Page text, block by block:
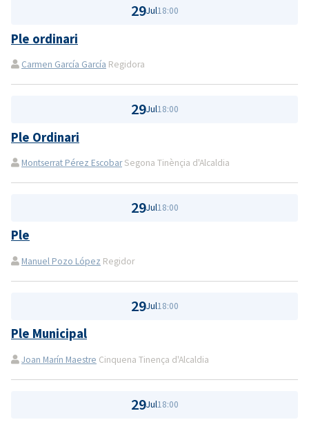
29Jul18:00
Ple ordinari
Carmen García García Regidora
29Jul18:00
Ple Ordinari
Montserrat Pérez EscobarSegona Tinènçia d'Alcaldia
29Jul18:00
Ple
Manuel Pozo López Regidor
29Jul18:00
Ple Municipal
Joan Marín Maestre Cinquena Tinença d'Alcaldia
29Jul18:00